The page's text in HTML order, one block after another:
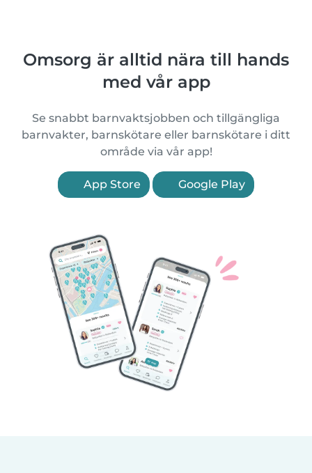
Omsorg är alltid nära till hands
med vår app
Se snabbt barnvaktsjobben och tillgängliga
barnvakter, barnskötare eller barnskötare i ditt
område via vår app!
App Store Google Play